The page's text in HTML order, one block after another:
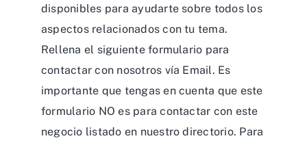
disponibles para ayudarte sobre todos los
aspectos relacionados con tu tema.
Rellena el siguiente formulario para
contactar con nosotros vía Email. Es
importante que tengas en cuenta que este
formulario NO es para contactar con este
negocio listado en nuestro directorio. Para